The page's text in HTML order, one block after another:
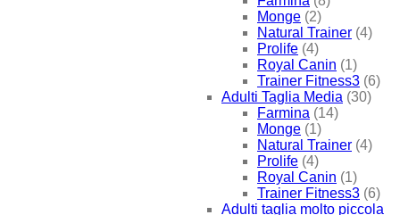
Monge (2)
Natural Trainer (4)
Prolife (4)
Royal Canin (1)
Trainer Fitness3 (6)
Adulti Taglia Media (30)
Farmina (14)
Monge (1)
Natural Trainer (4)
Prolife (4)
Royal Canin (1)
Trainer Fitness3 (6)
Adulti taglia molto piccola